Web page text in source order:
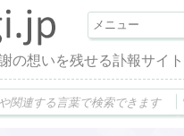
の想いを残せる訃報サイト